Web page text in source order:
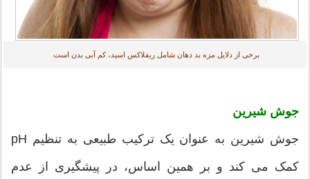
برخی از دلایل مزه بد دهان شامل ریفلاکس اسید، کم آبی بدن است
جوش شیرین
جوش شیرین به عنوان یک ترکیب طبیعی به تنظیم pH
کمک می کند و بر همین اساس، در پیشگیری از عدم